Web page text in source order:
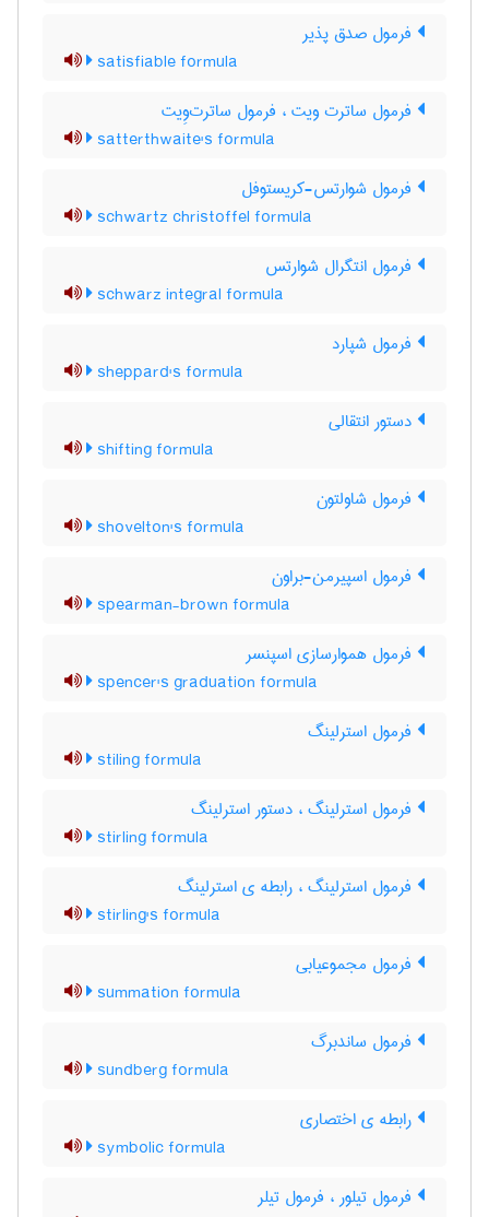
فرمول صدق پذیر
satisfiable formula
فرمول ساترت ویت ، فرمول ساترت‌وِیت
satterthwaite's formula
فرمول شوارتس-کریستوفل
schwartz christoffel formula
فرمول انتگرال شوارتس
schwarz integral formula
فرمول شپارد
sheppard's formula
دستور انتقالی
shifting formula
فرمول شاولتون
shovelton's formula
فرمول اسپیرمن-براون
spearman-brown formula
فرمول هموارسازی اسپنسر
spencer's graduation formula
فرمول استرلینگ
stiling formula
فرمول استرلینگ ، دستور استرلینگ
stirling formula
فرمول استرلینگ ، رابطه ی استرلینگ
stirling's formula
فرمول مجموعیابی
summation formula
فرمول ساندبرگ
sundberg formula
رابطه ی اختصاری
symbolic formula
فرمول تیلور ، فرمول تیلر